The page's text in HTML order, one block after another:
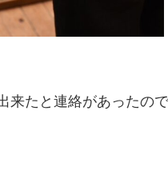
来たと連絡があったの